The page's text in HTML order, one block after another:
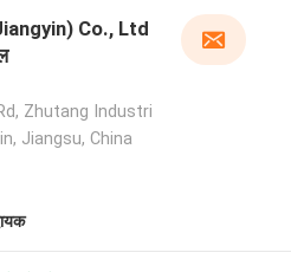
Co., Ltd
Zhutang Industri
Jiangsu, China